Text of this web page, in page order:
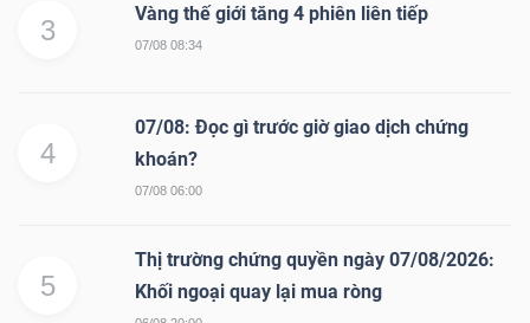
3
Vàng thế giới tăng 4 phiên liên tiếp
07/08 08:34
4
07/08: Đọc gì trước giờ giao dịch chứng
khoán?
07/08 06:00
5
Thị trường chứng quyền ngày 07/08/2026:
Khối ngoại quay lại mua ròng